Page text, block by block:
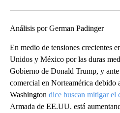
Análisis por German Padinger
En medio de tensiones crecientes
Unidos y México por las duras
Gobierno de Donald Trump, y ante
comercial en Norteamérica debido
Washington dice buscan mitigar el
Armada de EE.UU. está